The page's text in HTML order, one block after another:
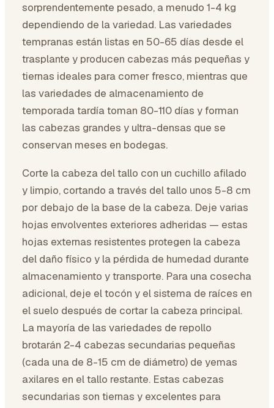
sorprendentemente pesado, a menudo 1-4 kg
dependiendo de la variedad. Las variedades
tempranas están listas en 50-65 días desde el
trasplante y producen cabezas más pequeñas y
tiernas ideales para comer fresco, mientras que
las variedades de almacenamiento de
temporada tardía toman 80-110 días y forman
las cabezas grandes y ultra-densas que se
conservan meses en bodegas.
Corte la cabeza del tallo con un cuchillo afilado
y limpio, cortando a través del tallo unos 5-8 cm
por debajo de la base de la cabeza. Deje varias
hojas envolventes exteriores adheridas — estas
hojas externas resistentes protegen la cabeza
del daño físico y la pérdida de humedad durante
almacenamiento y transporte. Para una cosecha
adicional, deje el tocón y el sistema de raíces en
el suelo después de cortar la cabeza principal.
La mayoría de las variedades de repollo
brotarán 2-4 cabezas secundarias pequeñas
(cada una de 8-15 cm de diámetro) de yemas
axilares en el tallo restante. Estas cabezas
secundarias son tiernas y excelentes para